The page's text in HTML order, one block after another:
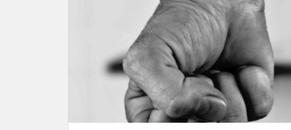
search